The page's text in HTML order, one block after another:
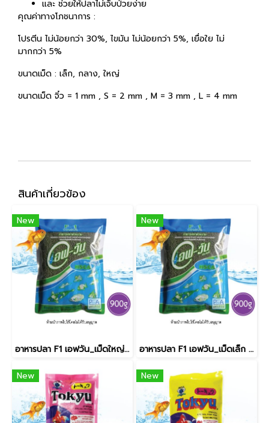
และ ช่วยให้ปลาไม่เจ็บป่วยง่าย
คุณค่าทางโภชนาการ :
โปรตีน ไม่น้อยกว่า 30%, ไขมัน ไม่น้อยกว่า 5%, เยื่อใย ไม่
มากกว่า 5%
ขนาดเม็ด : เล็ก, กลาง, ใหญ่
ขนาดเม็ด จิ๋ว = 1 mm , S = 2 mm , M = 3 mm , L = 4 mm
สินค้าเกี่ยวข้อง
New
อาหารปลา F1 เอฟวัน_เม็ดใหญ่ / สีเขียว [900g]
New
อาหารปลา F1 เอฟวัน_เม็ดเล็ก / สีเขียว [900g]
New New